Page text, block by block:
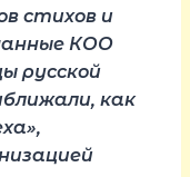
стихов и
КОО
русской
как